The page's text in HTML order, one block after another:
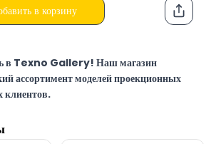
в корзину
в Texno Gallery! Наш магазин
ассортимент моделей проекционных
клиентов.
в Баку по адресу Сулейман Рустам